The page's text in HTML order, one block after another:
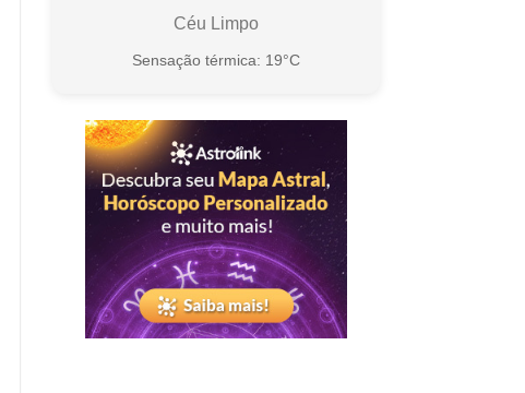
Céu Limpo
Sensação térmica: 19°C